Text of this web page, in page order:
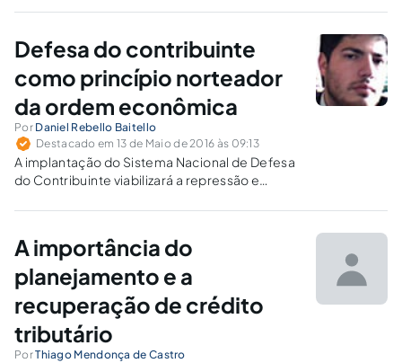
de seus negócios com a carga tributária menor
universal.
Defesa do contribuinte
como princípio norteador
da ordem econômica
Por Daniel Rebello Baitello
Destacado em 13 de Maio de 2016 às 09:13
A implantação do Sistema Nacional de Defesa
do Contribuinte viabilizará a repressão e
fazendários que configuram abuso de poder
A importância do
planejamento e a
recuperação de crédito
tributário
PorThiago Mendonça de Castro